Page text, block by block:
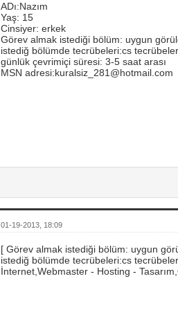
ADı:Nazım
Yaş: 15
Cinsiyer: erkek
Görev almak istediği bölüm: uygun
istediğ bölümde tecrübeleri:cs
günlük çevrimiçi süresi: 3-5 saat arası
MSN adresi:kuralsiz_281@hotmail.com
01-19-2013, 18:09
[ Görev almak istediği bölüm: uygun
istediğ bölümde tecrübeleri:cs
İnternet,Webmaster - Hosting -